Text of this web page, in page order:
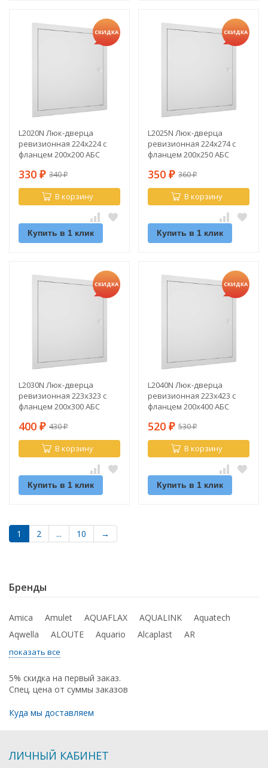
СКИДКА
L2020N Люк-дверца
ревизионная 224х224 с
фланцем 200х200 АБС
330 ₽ 340₽
В корзину
Купить в 1 клик
СКИДКА
L2025N Люк-дверца
ревизионная 224х274 с
фланцем 200х250 АБС
350 ₽ 360₽
В корзину
Купить в 1 клик
СКИДКА
L2030N Люк-дверца
ревизионная 223х323 с
фланцем 200х300 АБС
400 ₽ 430₽
В корзину
Купить в 1 клик
СКИДКА
L2040N Люк-дверца
ревизионная 223х423 с
фланцем 200х400 АБС
520 ₽ 530₽
В корзину
Купить в 1 клик
1 2 ... 10 →
Бренды
Amica Amulet AQUAFLAX AQUALINK
Aquatech
Aqwella
ALOUTE Aquario Alcaplast AR
показать все
5% скидка на первый заказ.
Спец. цена от суммы заказов
Куда мы доставляем
ЛИЧНЫЙ КАБИНЕТ